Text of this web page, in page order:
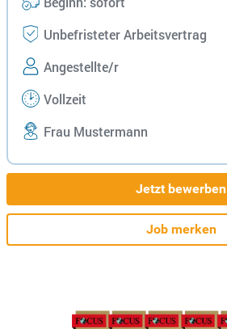
Unbefristeter Arbeitsvertrag
Angestellte/r
Vollzeit
Frau Mustermann
Jetzt bewerben
Job merken